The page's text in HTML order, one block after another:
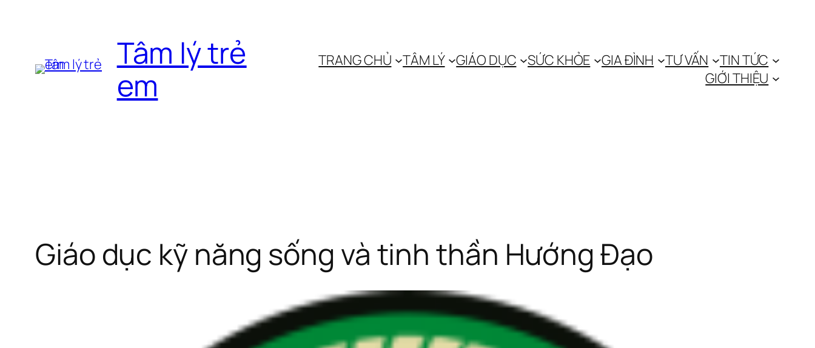
Tâm lý trẻ
em
TRANG CHỦ TÂM LÝ GIÁO DỤC SỨC KHỎE GIA ĐÌNH TƯ VẤN
TIN TỨC
GIỚI THIỆU
Giáo dục kỹ năng sống và tinh thần Hướng Đạo